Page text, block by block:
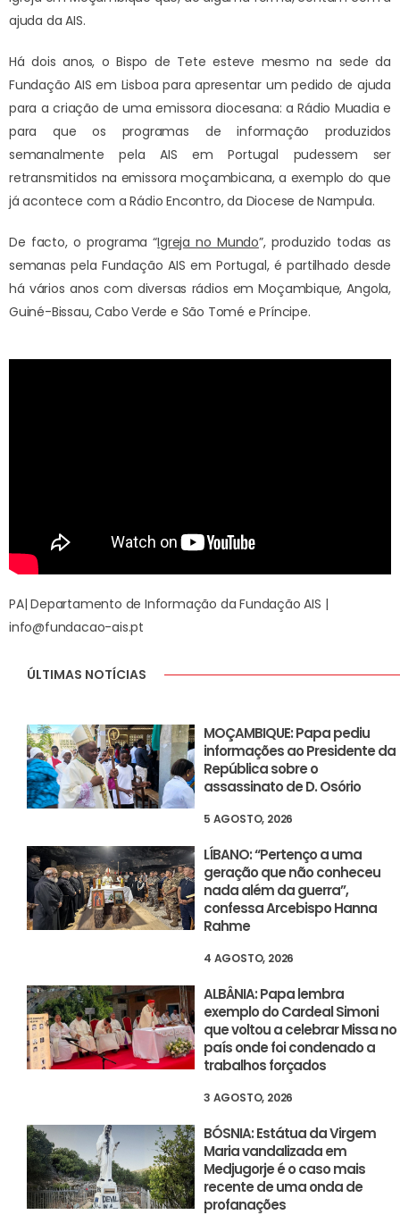
ajuda da AIS.
Há dois anos, o Bispo de Tete esteve mesmo na sede da
Fundação AIS em Lisboa para apresentar um pedido de ajuda
para a criação de uma emissora diocesana: a Rádio Muadia e
para que os programas de informação produzidos
semanalmente pela AIS em Portugal pudessem ser
retransmitidos na emissora moçambicana, a exemplo do que
já acontece com a Rádio Encontro, da Diocese de Nampula.
De facto, o programa “Igreja no Mundo”, produzido todas as
semanas pela Fundação AIS em Portugal, é partilhado desde
há vários anos com diversas rádios em Moçambique, Angola,
Guiné-Bissau, Cabo Verde e São Tomé e Príncipe.
PA| Departamento de Informação da Fundação AIS |
info@fundacao-ais.pt
ÚLTIMAS NOTÍCIAS
MOÇAMBIQUE: Papa pediu
informações ao Presidente da
República sobre o
assassinato de D. Osório
5 AGOSTO, 2026
LÍBANO: “Pertenço a uma
geração que não conheceu
nada além da guerra”,
confessa Arcebispo Hanna
Rahme
4 AGOSTO, 2026
ALBÂNIA: Papa lembra
exemplo do Cardeal Simoni
que voltou a celebrar Missa no
país onde foi condenado a
trabalhos forçados
3 AGOSTO, 2026
BÓSNIA: Estátua da Virgem
Maria vandalizada em
Medjugorje é o caso mais
recente de uma onda de
profanações